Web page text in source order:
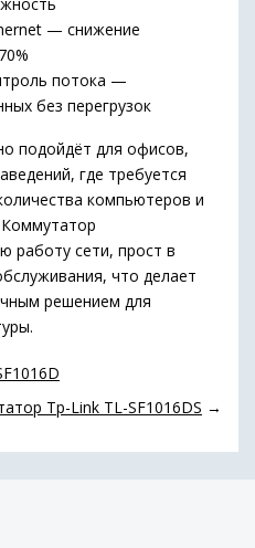
— снижение
потока —
без перегрузок
подойдёт для офисов,
где требуется
компьютеров и
работу сети, прост в
что делает
решением для
Tp-Link TL-SF1016DS →